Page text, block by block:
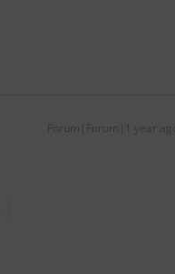
Forum|Forum|1 year ago